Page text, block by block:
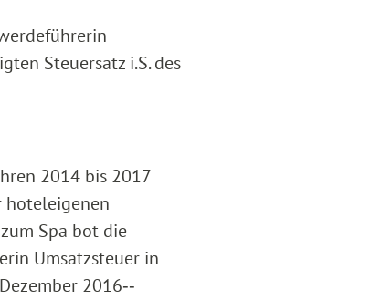
Steuersatz i.S. des
2014 bis 2017
hoteleigenen
Spa bot die
Umsatzsteuer in
2016‑‑